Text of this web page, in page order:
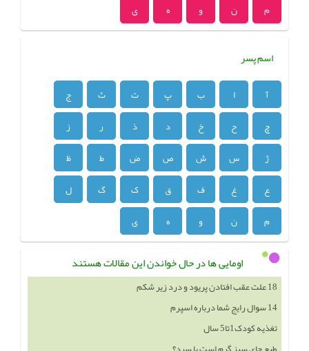
م
ن و ه ی
اسم پسر
آ ا ب پ ت ث
ج
چ
ح خ د ذ ر
ز
ژ
س ش ص ض ط
ظ
ع
غ ف ق ک گ
ل
م
ن و ه ی
اومایی ها در حال خواندن این مقالات هستند
18 علت عقب افتادن پریود و درد زیر شکم
14 سوال رایج شما درباره اسپرم
تغذیه کودک1تا5 سال